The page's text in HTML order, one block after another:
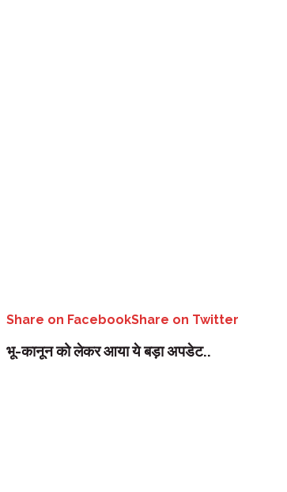
Share on FacebookShare on Twitter
भू-कानून को लेकर आया ये बड़ा अपडेट..